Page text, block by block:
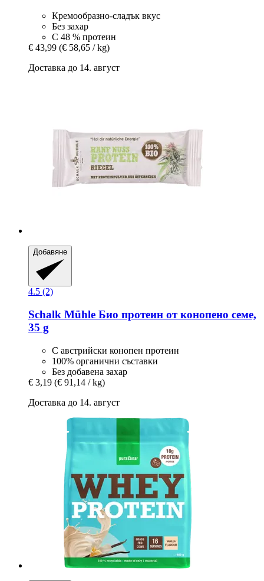
Кремообразно-сладък вкус
Без захар
С 48 % протеин
€ 43,99 (€ 58,65 / kg)
Доставка до 14. август
Добавяне
4.5 (2)
Schalk Mühle Био протеин от конопено семе,
35 g
С австрийски конопен протеин
100% органични съставки
Без добавена захар
€ 3,19 (€ 91,14 / kg)
Доставка до 14. август